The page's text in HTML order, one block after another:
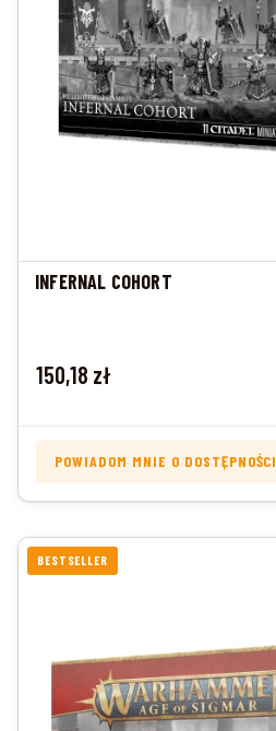
INFERNAL COHORT
Cena
150,18 zł
POWIADOM MNIE O DOSTĘPNOŚCI
BESTSELLER